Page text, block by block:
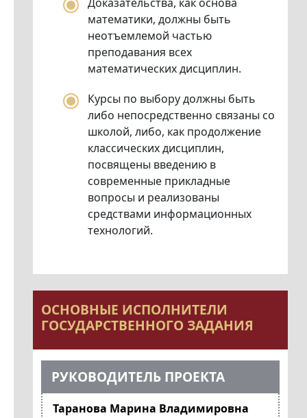
математики, должны быть
неотъемлемой частью
преподавания всех
математических дисциплин.
Курсы по выбору должны быть
либо непосредственно связаны со
школой, либо, как продолжение
классических дисциплин,
посвящены введению в
современные прикладные
вопросы и реализованы
средствами информационных
технологий.
ОСНОВНЫЕ ИСПОЛНИТЕЛИ
ГОСУДАРСТВЕННОГО ЗАДАНИЯ
РУКОВОДИТЕЛЬ ПРОЕКТА
Таранова Марина Владимировна